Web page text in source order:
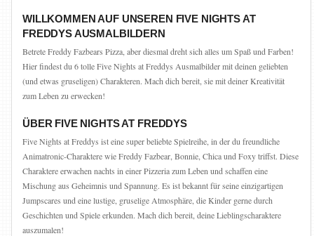
WILLKOMMEN AUF UNSEREN FIVE NIGHTS AT
FREDDYS AUSMALBILDERN
Betrete Freddy Fazbears Pizza, aber diesmal dreht sich alles um Spaß und Farben!
Hier findest du 6 tolle Five Nights at Freddys Ausmalbilder mit deinen geliebten
(und etwas gruseligen) Charakteren. Mach dich bereit, sie mit deiner Kreativität
zum Leben zu erwecken!
ÜBER FIVE NIGHTS AT FREDDYS
Five Nights at Freddys ist eine super beliebte Spielreihe, in der du freundliche
Animatronic-Charaktere wie Freddy Fazbear, Bonnie, Chica und Foxy triffst. Diese
Charaktere erwachen nachts in einer Pizzeria zum Leben und schaffen eine
Mischung aus Geheimnis und Spannung. Es ist bekannt für seine einzigartigen
Jumpscares und eine lustige, gruselige Atmosphäre, die Kinder gerne durch
Geschichten und Spiele erkunden. Mach dich bereit, deine Lieblingscharaktere
auszumalen!